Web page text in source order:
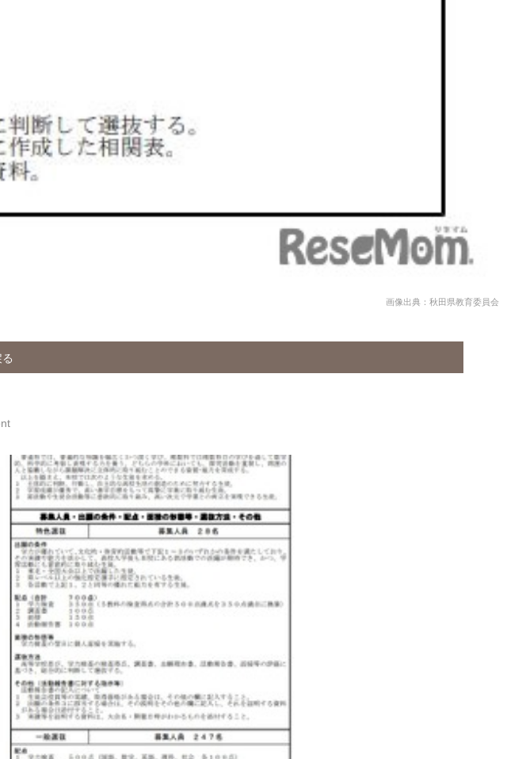
画像出典：秋田県教育委員会